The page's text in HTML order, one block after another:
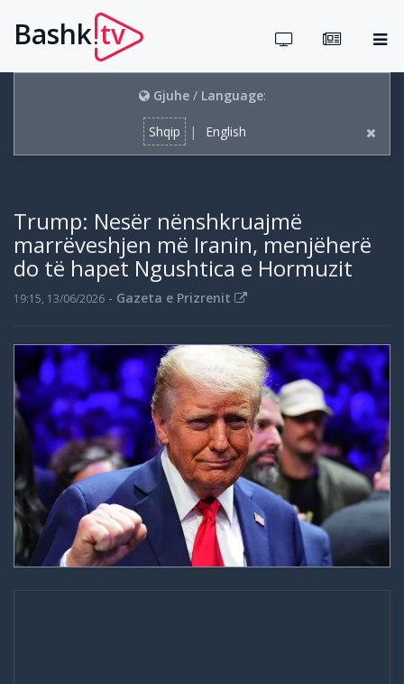
Bashk.tv
Gjuhe/ Language:
Shqip | English
Trump: Nesër nënshkruajmë
marrëveshjen më Iranin, menjëherë
do të hapet Ngushtica e Hormuzit
19:15, 13/06/2026 - Gazeta e Prizrenit